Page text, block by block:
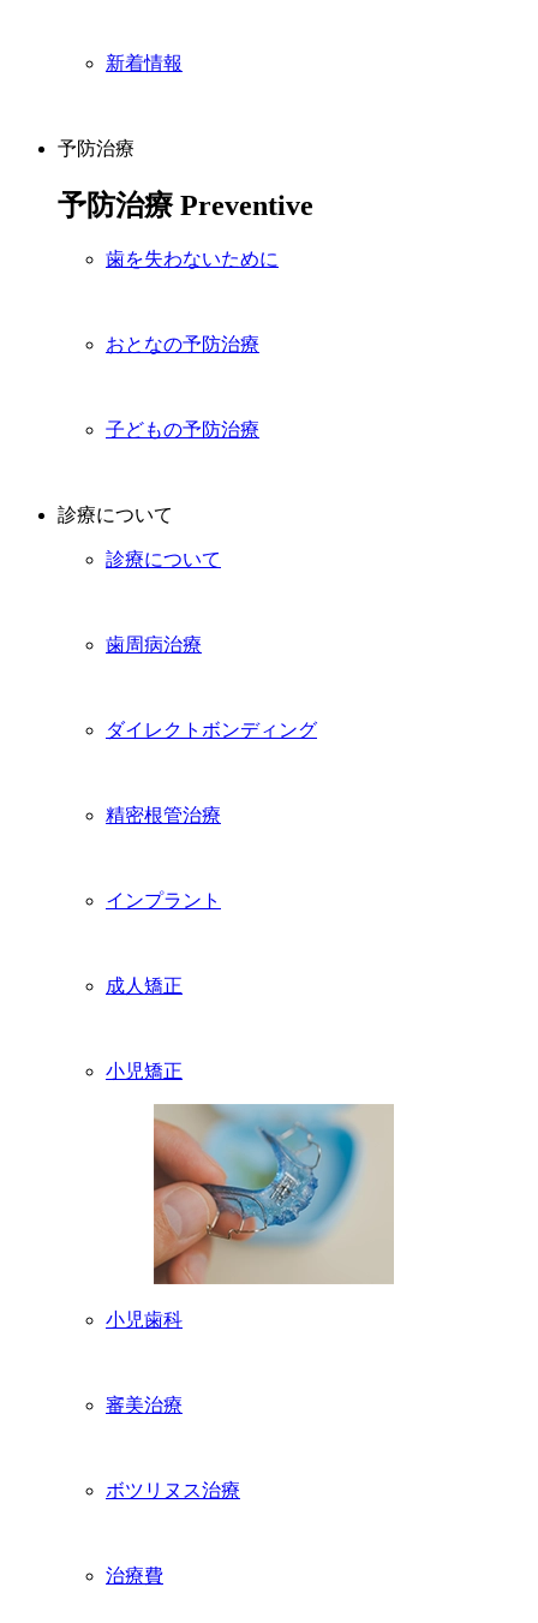
新着情報
予防治療
予防治療 Preventive
歯を失わないために
おとなの予防治療
子どもの予防治療
診療について
診療について
歯周病治療
ダイレクトボンディング
精密根管治療
インプラント
成人矯正
小児矯正
小児歯科
審美治療
ボツリヌス治療
治療費